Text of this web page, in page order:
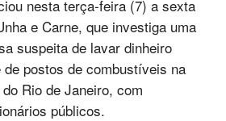
nesta terça-feira (7) a sexta
e Carne, que investiga uma
suspeita de lavar dinheiro
postos de combustíveis na
Rio de Janeiro, com
públicos.